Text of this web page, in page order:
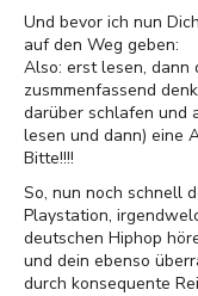
Und bevor ich nun
auf den Weg geben:
Also: erst lesen, dann
zusmmenfassend
darüber schlafen und
lesen und dann) eine
Bitte!!!!
So, nun noch schnell
Playstation,
deutschen Hiphop
und dein ebenso
durch konsequente